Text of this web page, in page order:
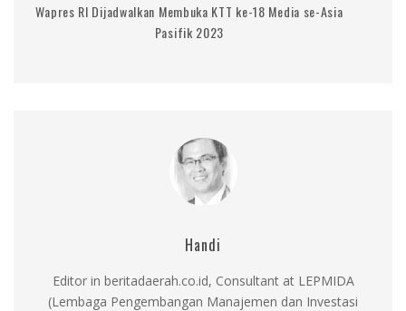
Wapres RI Dijadwalkan Membuka KTT ke-18 Media se-Asia
Pasifik 2023
Handi
Editor in beritadaerah.co.id, Consultant at LEPMIDA
(Lembaga Pengembangan Manajemen dan Investasi